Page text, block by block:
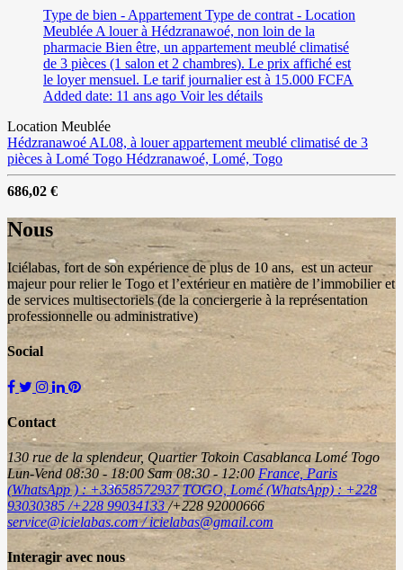
Type de bien - Appartement Type de contrat - Location
Meublée A louer à Hédzranawoé, non loin de la
pharmacie Bien être, un appartement meublé climatisé
de 3 pièces (1 salon et 2 chambres). Le prix affiché est
le loyer mensuel. Le tarif journalier est à 15.000 FCFA
Added date: 11 ans ago Voir les détails
Location Meublée
Hédzranawoé AL08, à louer appartement meublé climatisé de 3
pièces à Lomé Togo Hédzranawoé, Lomé, Togo
686,02 €
Nous
Iciélabas, fort de son expérience de plus de 10 ans, est un acteur
majeur pour relier le Togo et l’extérieur en matière de l’immobilier et
de services multisectoriels (de la conciergerie à la représentation
professionnelle ou administrative)
Social
Contact
130 rue de la splendeur, Quartier Tokoin Casablanca Lomé Togo
Lun-Vend 08:30 - 18:00 Sam 08:30 - 12:00 France, Paris
(WhatsApp ) : +33658572937 TOGO, Lomé (WhatsApp) : +228
93030385 /+228 99034133/+228 92000666
service@icielabas.com / icielabas@gmail.com
Interagir avec nous